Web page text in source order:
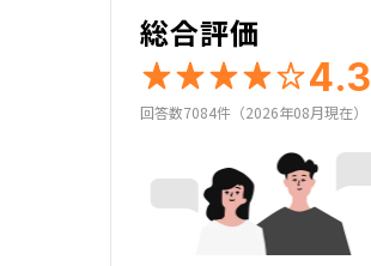
総合評価
4.3
回答数7084件（2026年08月現在）